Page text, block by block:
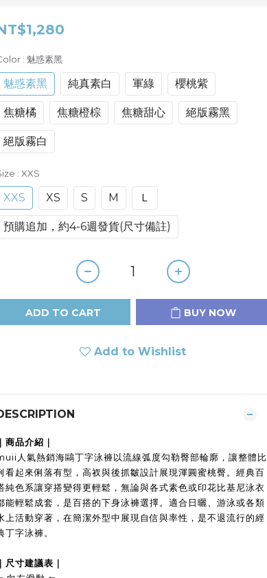
: 魅惑素黑
魅惑素黑 純真素白 軍綠 櫻桃紫
焦糖橘 焦糖橙棕 焦糖甜心 絕版霧黑
絕版霧白
: XXS
XXS XS S M Ｌ
預購追加，約4-6週發貨(尺寸備註)
ADD TO CART BUY NOW
Add to Wishlist
｜商品介紹｜
人氣熱銷海鷗丁字泳褲以流線弧度勾勒臀部輪廓，讓整體比
看起來俐落有型，高衩與後抓皺設計展現渾圓蜜桃臀。經典百
純色系讓穿搭變得更輕鬆，無論與各式素色或印花比基尼泳衣
能輕鬆成套，是百搭的下身泳褲選擇。適合日曬、游泳或各類
上活動穿著，在簡潔外型中展現自信與率性，是不退流行的經
丁字泳褲。
｜尺寸建議表｜